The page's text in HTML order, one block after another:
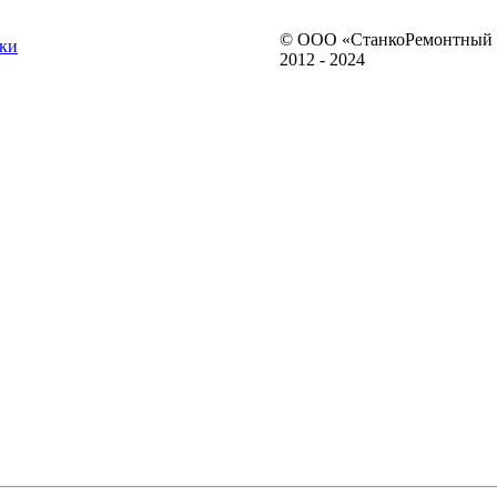
© ООО «СтанкоРемонтный
2012 - 2024